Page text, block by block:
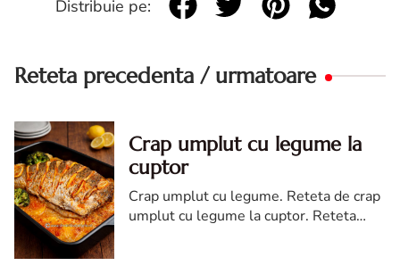
Distribuie pe:
Reteta precedenta / urmatoare
Crap umplut cu legume la
cuptor
Crap umplut cu legume. Reteta de crap
umplut cu legume la cuptor. Reteta